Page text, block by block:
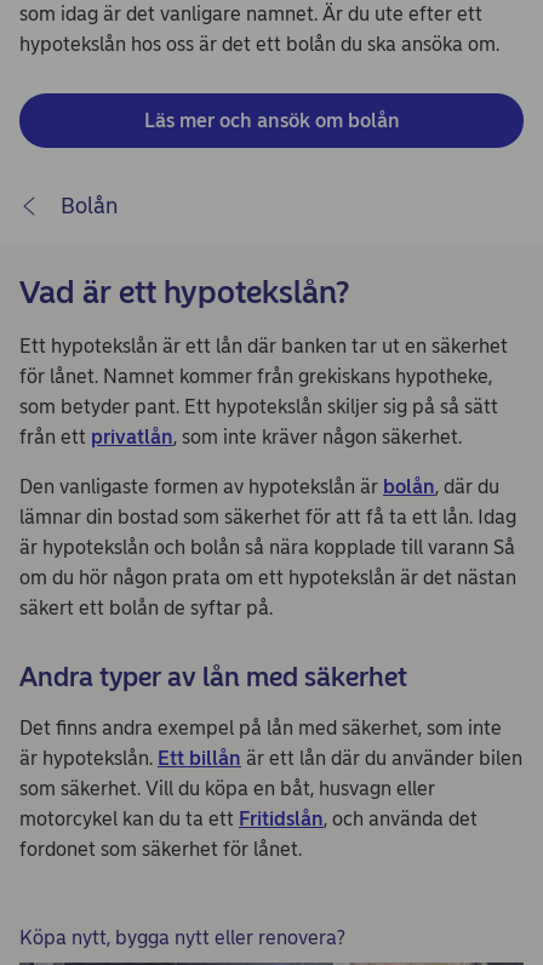
som idag är det vanligare namnet. Är du ute efter ett
hypotekslån hos oss är det ett bolån du ska ansöka om.
Läs mer och ansök om bolån
Bolån
Vad är ett hypotekslån?
Ett hypotekslån är ett lån där banken tar ut en säkerhet
för lånet. Namnet kommer från grekiskans hypotheke,
som betyder pant. Ett hypotekslån skiljer sig på så sätt
från ett privatlån, som inte kräver någon säkerhet.
Den vanligaste formen av hypotekslån är bolån, där du
lämnar din bostad som säkerhet för att få ta ett lån. Idag
är hypotekslån och bolån så nära kopplade till varann Så
om du hör någon prata om ett hypotekslån är det nästan
säkert ett bolån de syftar på.
Andra typer av lån med säkerhet
Det finns andra exempel på lån med säkerhet, som inte
är hypotekslån. Ett billån är ett lån där du använder bilen
som säkerhet. Vill du köpa en båt, husvagn eller
motorcykel kan du ta ett Fritidslån, och använda det
fordonet som säkerhet för lånet.
Köpa nytt, bygga nytt eller renovera?